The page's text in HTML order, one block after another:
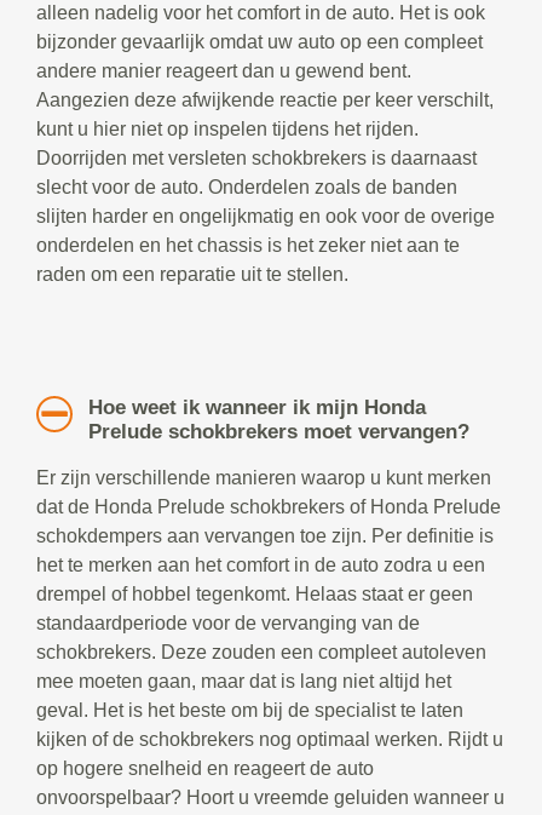
alleen nadelig voor het comfort in de auto. Het is ook
bijzonder gevaarlijk omdat uw auto op een compleet
andere manier reageert dan u gewend bent.
Aangezien deze afwijkende reactie per keer verschilt,
kunt u hier niet op inspelen tijdens het rijden.
Doorrijden met versleten schokbrekers is daarnaast
slecht voor de auto. Onderdelen zoals de banden
slijten harder en ongelijkmatig en ook voor de overige
onderdelen en het chassis is het zeker niet aan te
raden om een reparatie uit te stellen.
Hoe weet ik wanneer ik mijn Honda
Prelude schokbrekers moet vervangen?
Er zijn verschillende manieren waarop u kunt merken
dat de Honda Prelude schokbrekers of Honda Prelude
schokdempers aan vervangen toe zijn. Per definitie is
het te merken aan het comfort in de auto zodra u een
drempel of hobbel tegenkomt. Helaas staat er geen
standaardperiode voor de vervanging van de
schokbrekers. Deze zouden een compleet autoleven
mee moeten gaan, maar dat is lang niet altijd het
geval. Het is het beste om bij de specialist te laten
kijken of de schokbrekers nog optimaal werken. Rijdt u
op hogere snelheid en reageert de auto
onvoorspelbaar? Hoort u vreemde geluiden wanneer u